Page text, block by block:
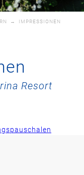
→ IMPRESSIONEN
Resort